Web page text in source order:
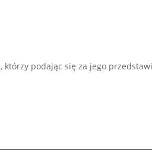
którzy podając się za jego